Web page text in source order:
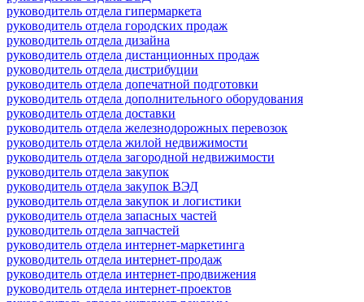
руководитель отдела гипермаркета
руководитель отдела городских продаж
руководитель отдела дизайна
руководитель отдела дистанционных продаж
руководитель отдела дистрибуции
руководитель отдела допечатной подготовки
руководитель отдела дополнительного оборудования
руководитель отдела доставки
руководитель отдела железнодорожных перевозок
руководитель отдела жилой недвижимости
руководитель отдела загородной недвижимости
руководитель отдела закупок
руководитель отдела закупок ВЭД
руководитель отдела закупок и логистики
руководитель отдела запасных частей
руководитель отдела запчастей
руководитель отдела интернет-маркетинга
руководитель отдела интернет-продаж
руководитель отдела интернет-продвижения
руководитель отдела интернет-проектов